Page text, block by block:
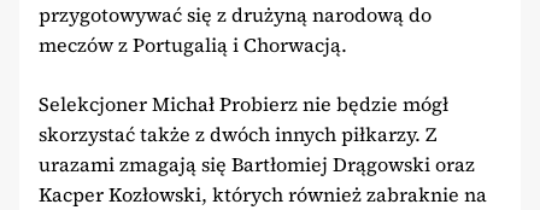
przygotowywać się z drużyną narodową do
meczów z Portugalią i Chorwacją.
Selekcjoner Michał Probierz nie będzie mógł
skorzystać także z dwóch innych piłkarzy. Z
urazami zmagają się Bartłomiej Drągowski oraz
Kacper Kozłowski, których również zabraknie na